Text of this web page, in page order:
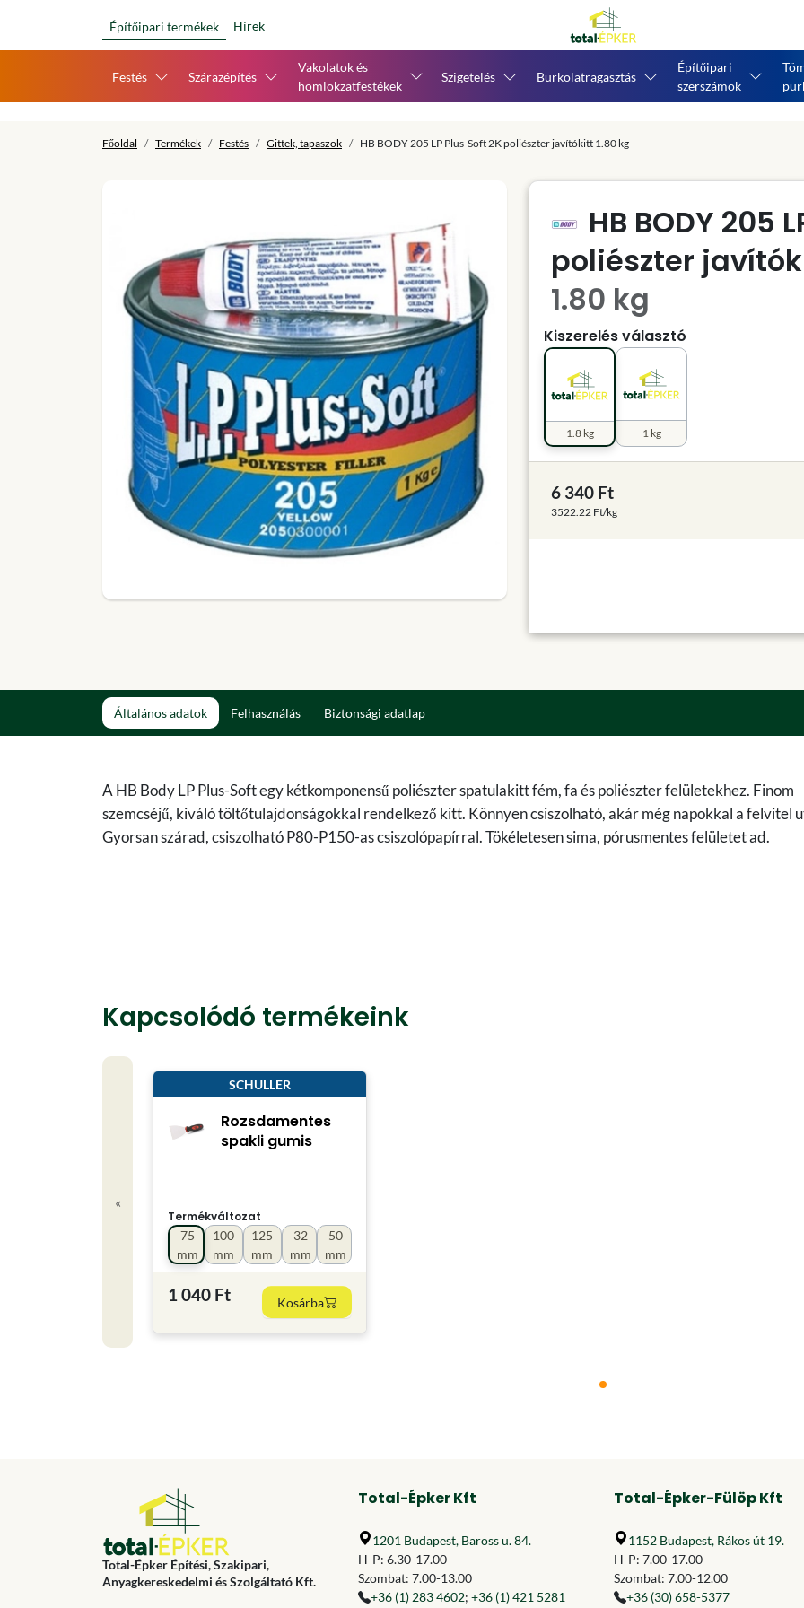
Építőipari termékek Hírek
Festés Szárazépítés
Vakolatok és
homlokzatfestékek
Szigetelés Burkolatragasztás
Építőipari
szerszámok
Főoldal Termékek Festés Gittek, tapaszok HB BODY 205 LP Plus-Soft 2K poliészter javítókitt 1.80 kg
HB BODY 205
poliészter
1.80 kg
Kiszerelés választó
1 kg
1.8 kg
6 340 Ft
3522.22 Ft/kg
Általános adatok Felhasználás Biztonsági adatlap
A HB Body LP Plus-Soft egy kétkomponensű poliészter spatulakitt fém, fa és poliészter felületekhez. Finom
szemcséjű, kiváló töltőtulajdonságokkal rendelkező kitt. Könnyen csiszolható, akár még napokkal a felvitel
Gyorsan szárad, csiszolható P80-P150-as csiszolópapírral. Tökéletesen sima, pórusmentes felületet ad.
Kapcsolódó termékeink
«
SCHULLER
Rozsdamentes
spakli gumis
Termékváltozat
100
mm
125
mm
32
mm
50
mm
75
mm
1 040 Ft Kosárba
Total-Épker Építési, Szakipari,
Anyagkereskedelmi és Szolgáltató Kft.
Total-Épker Kft
1201 Budapest, Baross u. 84.
H-P: 6.30-17.00
Szombat: 7.00-13.00
+36 (1) 283 4602; +36 (1) 421 5281
Total-Épker-Fülöp Kft
1152 Budapest, Rákos út 19.
H-P: 7.00-17.00
Szombat: 7.00-12.00
+36 (30) 658-5377